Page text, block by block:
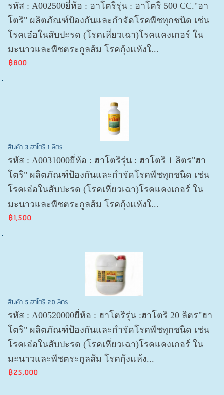
รหัส : A002500ยี่ห้อ : ฮาโตริรุ่น : ฮาโตริ 500 CC."ฮา
โตริ" ผลิตภัณฑ์ป้องกันและกำจัดโรคพืชทุกชนิด เช่น
โรคเอ๋อในสับปะรด (โรคเหี่ยวเฉา)โรคแคงเกอร์ ใน
มะนาวและพืชตระกูลส้ม โรคกุ้งแห้งใ...
฿800
สินค้า 3 ฮาโตริ 1 ลิตร
รหัส : A0031000ยี่ห้อ : ฮาโตริรุ่น : ฮาโตริ 1 ลิตร"ฮา
โตริ" ผลิตภัณฑ์ป้องกันและกำจัดโรคพืชทุกชนิด เช่น
โรคเอ๋อในสับปะรด (โรคเหี่ยวเฉา)โรคแคงเกอร์ ใน
มะนาวและพืชตระกูลส้ม โรคกุ้งแห้งใ...
฿1,500
สินค้า 5 ฮาโตริ 20 ลิตร
รหัส : A00520000ยี่ห้อ : ฮาโตริรุ่น :ฮาโตริ 20 ลิตร"ฮา
โตริ" ผลิตภัณฑ์ป้องกันและกำจัดโรคพืชทุกชนิด เช่น
โรคเอ๋อในสับปะรด (โรคเหี่ยวเฉา)โรคแคงเกอร์ ใน
มะนาวและพืชตระกูลส้ม โรคกุ้งแห้ง...
฿25,000